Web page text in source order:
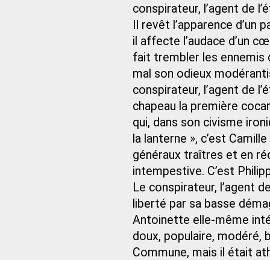
conspirateur, l’agent de
Il revêt l’apparence d’un
il affecte l’audace d’un
fait trembler les ennemis
mal son odieux
conspirateur, l’agent de
chapeau la première
qui, dans son civisme
la lanterne », c’est
généraux traîtres et en
intempestive. C’est
Le conspirateur, l’agent
liberté par sa basse
Antoinette elle-même
doux, populaire, modéré,
Commune, mais il était